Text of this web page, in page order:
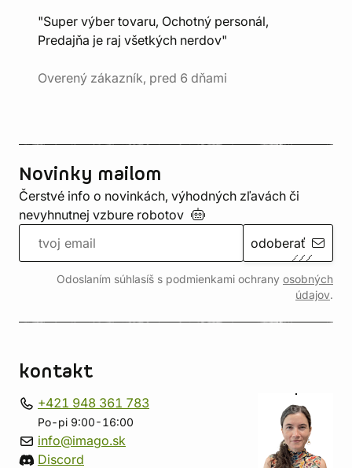
"Super výber tovaru, Ochotný personál,
Predajňa je raj všetkých nerdov"
Overený zákazník, pred 6 dňami
Novinky mailom
Čerstvé info o novinkách, výhodných zľavách či
nevyhnutnej vzbure robotov
odoberať
Odoslaním súhlasíš s podmienkami ochrany osobných
údajov.
kontakt
+421 948 361 783
Po-pi 9:00-16:00
info@imago.sk
Discord